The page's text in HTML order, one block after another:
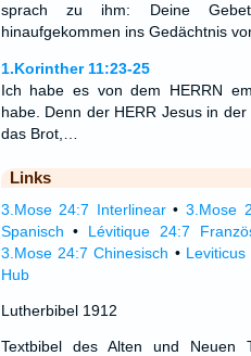
sprach zu ihm: Deine
hinaufgekommen ins Gedächtnis
1.Korinther 11:23-25
Ich habe es von dem HERRN
habe. Denn der HERR Jesus in
das Brot,…
Links
3.Mose 24:7 Interlinear• 3.Mose
Spanisch • Lévitique 24:7
3.Mose 24:7 Chinesisch •
Hub
Lutherbibel 1912
Textbibel des Alten und Neuen